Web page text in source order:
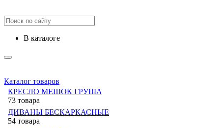
в каталоге
Каталог товаров
КРЕСЛО МЕШОК ГРУША
73 товара
ДИВАНЫ БЕСКАРКАСНЫЕ
54 товара